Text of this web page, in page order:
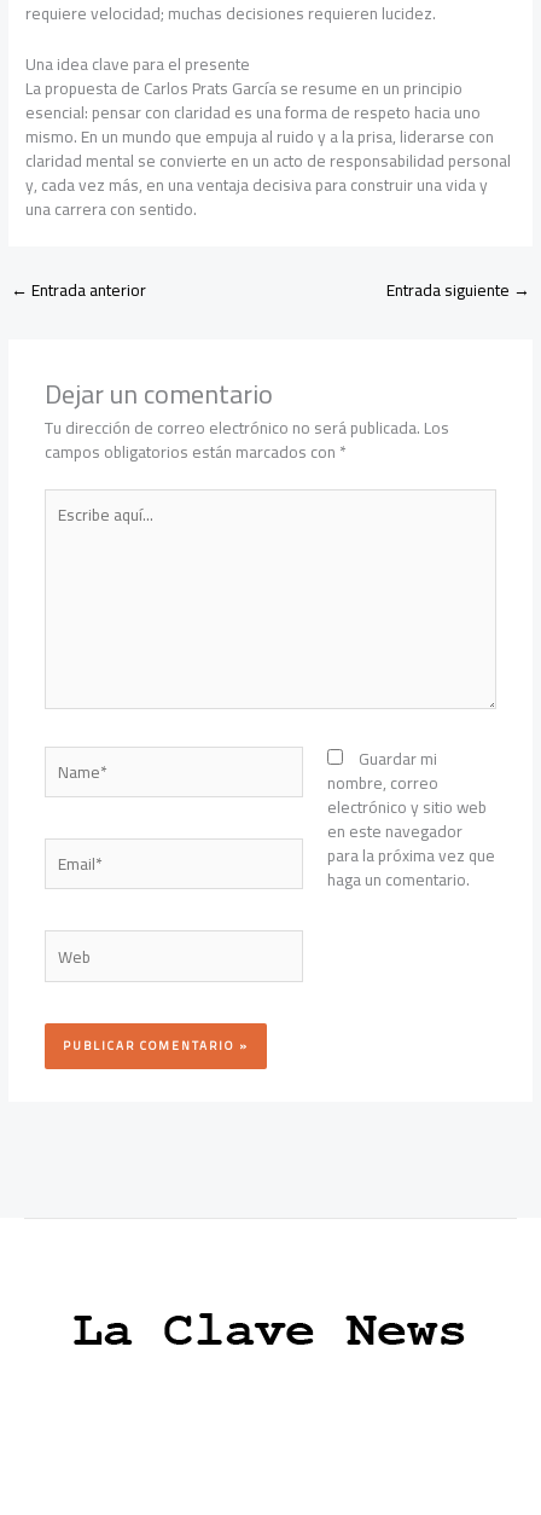
requiere velocidad; muchas decisiones requieren lucidez.
Una idea clave para el presente
La propuesta de Carlos Prats García se resume en un principio
esencial: pensar con claridad es una forma de respeto hacia uno
mismo. En un mundo que empuja al ruido y a la prisa, liderarse con
claridad mental se convierte en un acto de responsabilidad personal
y, cada vez más, en una ventaja decisiva para construir una vida y
una carrera con sentido.
←Entrada anterior Entrada siguiente →
Dejar un comentario
Tu dirección de correo electrónico no será publicada.Los
campos obligatorios están marcados con*
Escribe
aquí...
Name*
Email*
Web
Guardar mi
nombre, correo
electrónico y sitio web
en este navegador
para la próxima vez que
haga un comentario.